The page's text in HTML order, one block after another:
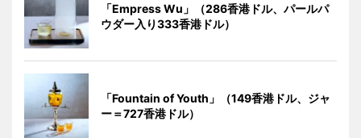
「Empress Wu」（286香港ドル、パールパ
ウダー入り333香港ドル）
「Fountain of Youth」（149香港ドル、ジャ
ー＝727香港ドル）